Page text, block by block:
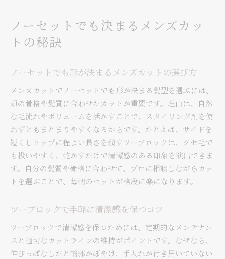
ノーセットでも決まるメンズカッ
トの秘訣
ノーセットでも形が決まるメンズカットの選び方
メンズカットでノーセットでも形が決まる髪型を選ぶには、
頭の骨格や髪質に合わせたカットが重要です。理由は、自然
な毛流れやボリュームを活かすことで、スタイリング剤を使
わずともまとまりやすくなるからです。たとえば、サイドを
短くしトップに程よい長さを残すツーブロックは、クセ毛で
も扱いやすく、乾かすだけで清潔感のある印象を演出できま
す。自分の髪質や骨格に合わせて、プロに相談しながらカッ
トを選ぶことで、毎朝のセットが格段に楽になります。
ツーブロックで手軽に清潔感を保つコツ
ツーブロックで清潔感を保つためには、定期的なメンテナン
スと適切なカットラインの維持がポイントです。なぜなら、
伸びっぱなしだと輪郭がぼやけ、手入れが行き届いていない